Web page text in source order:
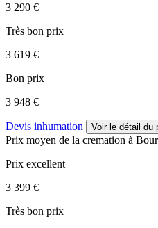
3 290 €
Très bon prix
3 619 €
Bon prix
3 948 €
Devis inhumation Voir le détail du
Prix moyen de la cremation à
Prix excellent
3 399 €
Très bon prix